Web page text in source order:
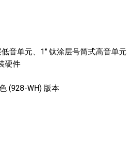
音单元、1" 钛涂层号筒式高音单元
硬件
(928-WH) 版本